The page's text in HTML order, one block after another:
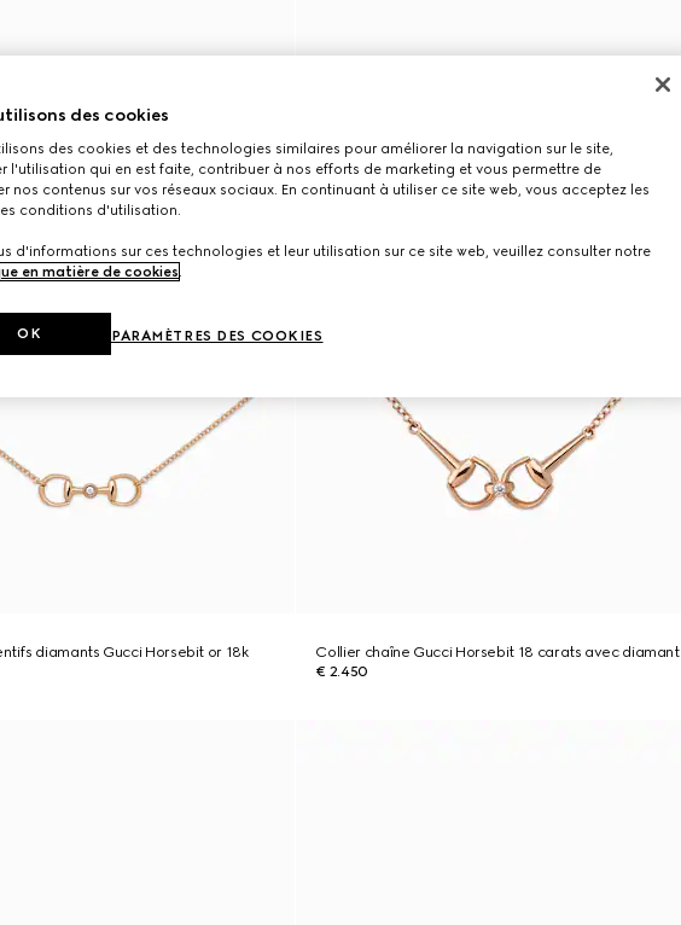
diamants Gucci Horsebit or 18k
Collier chaîne Gucci Horsebit 18 carats avec diamant
€ 2.450
des cookies
des cookies et des technologies similaires pour améliorer la navigation sur le site,
l'utilisation qui en est faite, contribuer à nos efforts de marketing et vous permettre de
nos contenus sur vos réseaux sociaux. En continuant à utiliser ce site web, vous acceptez les
conditions d'utilisation.
d'informations sur ces technologies et leur utilisation sur ce site web, veuillez consulter notre
en matière de cookies.
PARAMÈTRES DES COOKIES
OK